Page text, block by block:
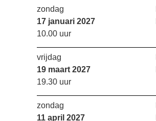
zondag
17 januari 2027
10.00 uur
vrijdag
19 maart 2027
19.30 uur
zondag
11 april 2027